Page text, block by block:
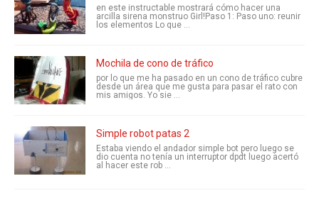
en este instructable mostrará cómo hacer una
arcilla sirena monstruo Girl!Paso 1: Paso uno: reunir
los elementos Lo que ...
Mochila de cono de tráfico
por lo que me ha pasado en un cono de tráfico cubre
desde un área que me gusta para pasar el rato con
mis amigos. Yo sie ...
Simple robot patas 2
Estaba viendo el andador simple bot pero luego se
dio cuenta no tenía un interruptor dpdt luego acertó
al hacer este rob ...